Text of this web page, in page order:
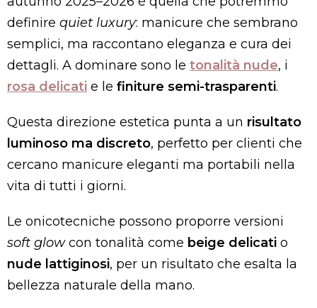
definire quiet luxury: manicure che sembrano
semplici, ma raccontano eleganza e cura dei
dettagli. A dominare sono le tonalità nude, i
rosa delicati e le finiture semi-trasparenti.
Questa direzione estetica punta a un risultato
luminoso ma discreto, perfetto per clienti che
cercano manicure eleganti ma portabili nella
vita di tutti i giorni.
Le onicotecniche possono proporre versioni
soft glowcon tonalità come beige delicati o
nude lattiginosi, per un risultato che esalta la
bellezza naturale della mano.